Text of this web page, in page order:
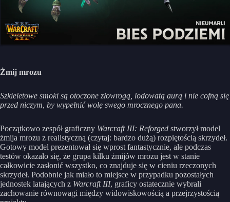
Żmij mrozu
Szkieletowe smoki są otoczone złowrogą, lodowatą aurą i nie cofną się
przed niczym, by wypełnić wolę swego mrocznego pana.
Początkowo zespół graficzny Warcraft III: Reforged stworzył model
żmija mrozu z realistyczną (czytaj: bardzo dużą) rozpiętością skrzydeł.
Gotowy model prezentował się wprost fantastycznie, ale podczas
testów okazało się, że grupa kilku żmijów mrozu jest w stanie
całkowicie zasłonić wszystko, co znajduje się w cieniu rzeczonych
skrzydeł. Podobnie jak miało to miejsce w przypadku pozostałych
jednostek latających z Warcraft III, graficy ostatecznie wybrali
zachowanie równowagi między widowiskowością a przejrzystością